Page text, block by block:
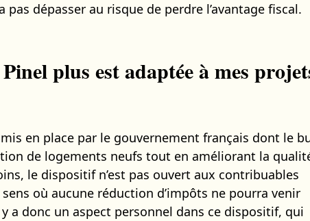
dépasser au risque de perdre l’avantage fiscal.
plus est adaptée à mes
en place par le gouvernement français dont le
de logements neufs tout en améliorant la
le dispositif n’est pas ouvert aux contribuables
où aucune réduction d’impôts ne pourra venir
a donc un aspect personnel dans ce dispositif, qui